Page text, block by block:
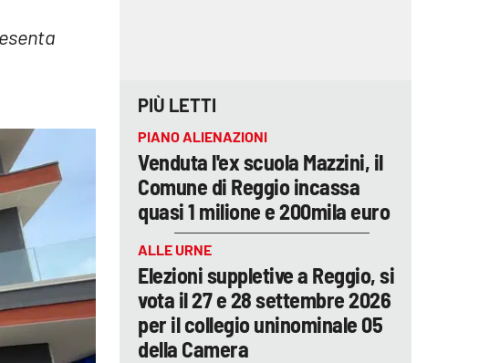
PIÙ LETTI
PIANO ALIENAZIONI
Venduta l'ex scuola Mazzini, il
Comune di Reggio incassa
quasi 1 milione e 200mila euro
ALLE URNE
Elezioni suppletive a Reggio, si
vota il 27 e 28 settembre 2026
per il collegio uninominale 05
della Camera